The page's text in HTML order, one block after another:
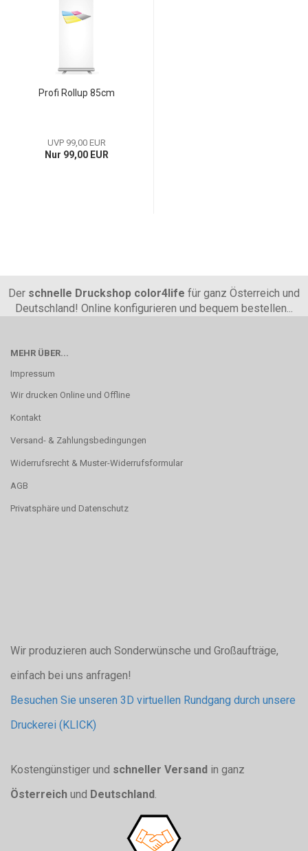
Profi Rollup 85cm
UVP 99,00 EUR
Nur 99,00 EUR
Der schnelle Druckshop color4life für ganz Österreich und
Deutschland! Online konfigurieren und bequem bestellen...
MEHR ÜBER...
Impressum
Wir drucken Online und Offline
Kontakt
Versand- & Zahlungsbedingungen
Widerrufsrecht & Muster-Widerrufsformular
AGB
Privatsphäre und Datenschutz
Wir produzieren auch Sonderwünsche und Großaufträge,
einfach bei uns anfragen!
Besuchen Sie unseren 3D virtuellen Rundgang durch unsere
Druckerei (KLICK)
Kostengünstiger und schneller Versand in ganz
Österreich und Deutschland.